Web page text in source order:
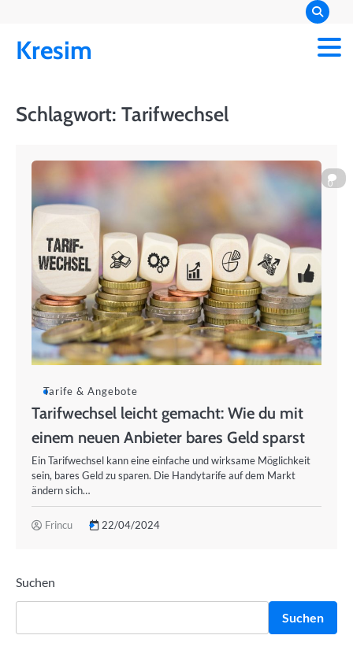
content
Kresim
Schlagwort: Tarifwechsel
0
Tarife & Angebote
Tarifwechsel leicht gemacht: Wie du mit
einem neuen Anbieter bares Geld sparst
Ein Tarifwechsel kann eine einfache und wirksame Möglichkeit
sein, bares Geld zu sparen. Die Handytarife auf dem Markt
ändern sich…
Frincu 22/04/2024
Suchen
Suchen